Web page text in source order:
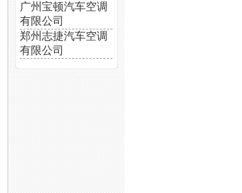
广州宝顿汽车空调
有限公司
郑州志捷汽车空调
有限公司